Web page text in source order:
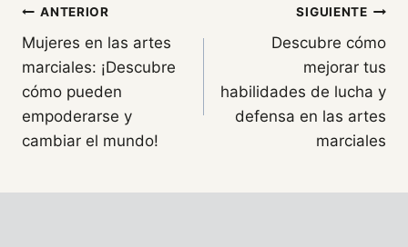
Navegación
de
entradas
ANTERIOR
Mujeres en las artes
marciales: ¡Descubre
cómo pueden
empoderarse y
cambiar el mundo!
SIGUIENTE
Descubre cómo
mejorar tus
habilidades de lucha y
defensa en las artes
marciales